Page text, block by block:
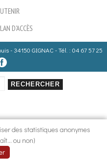
D'ACCÈS
- 34150 GIGNAC - Tél. : 04 67 57 25
des statistiques anonymes
ou non)